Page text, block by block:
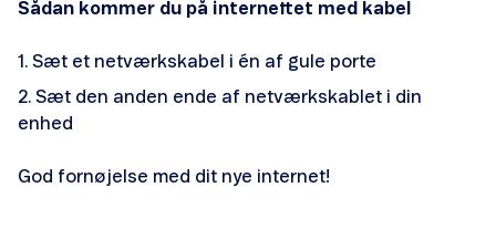
Sådan kommer du på internettet med kabel
Sæt et netværkskabel i én af gule porte
Sæt den anden ende af netværkskablet i din
enhed
God fornøjelse med dit nye internet!